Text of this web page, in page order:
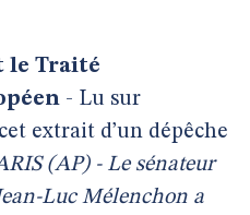
le Traité
- Lu sur
extrait d’un dépêche
(AP) - Le sénateur
Luc Mélenchon a